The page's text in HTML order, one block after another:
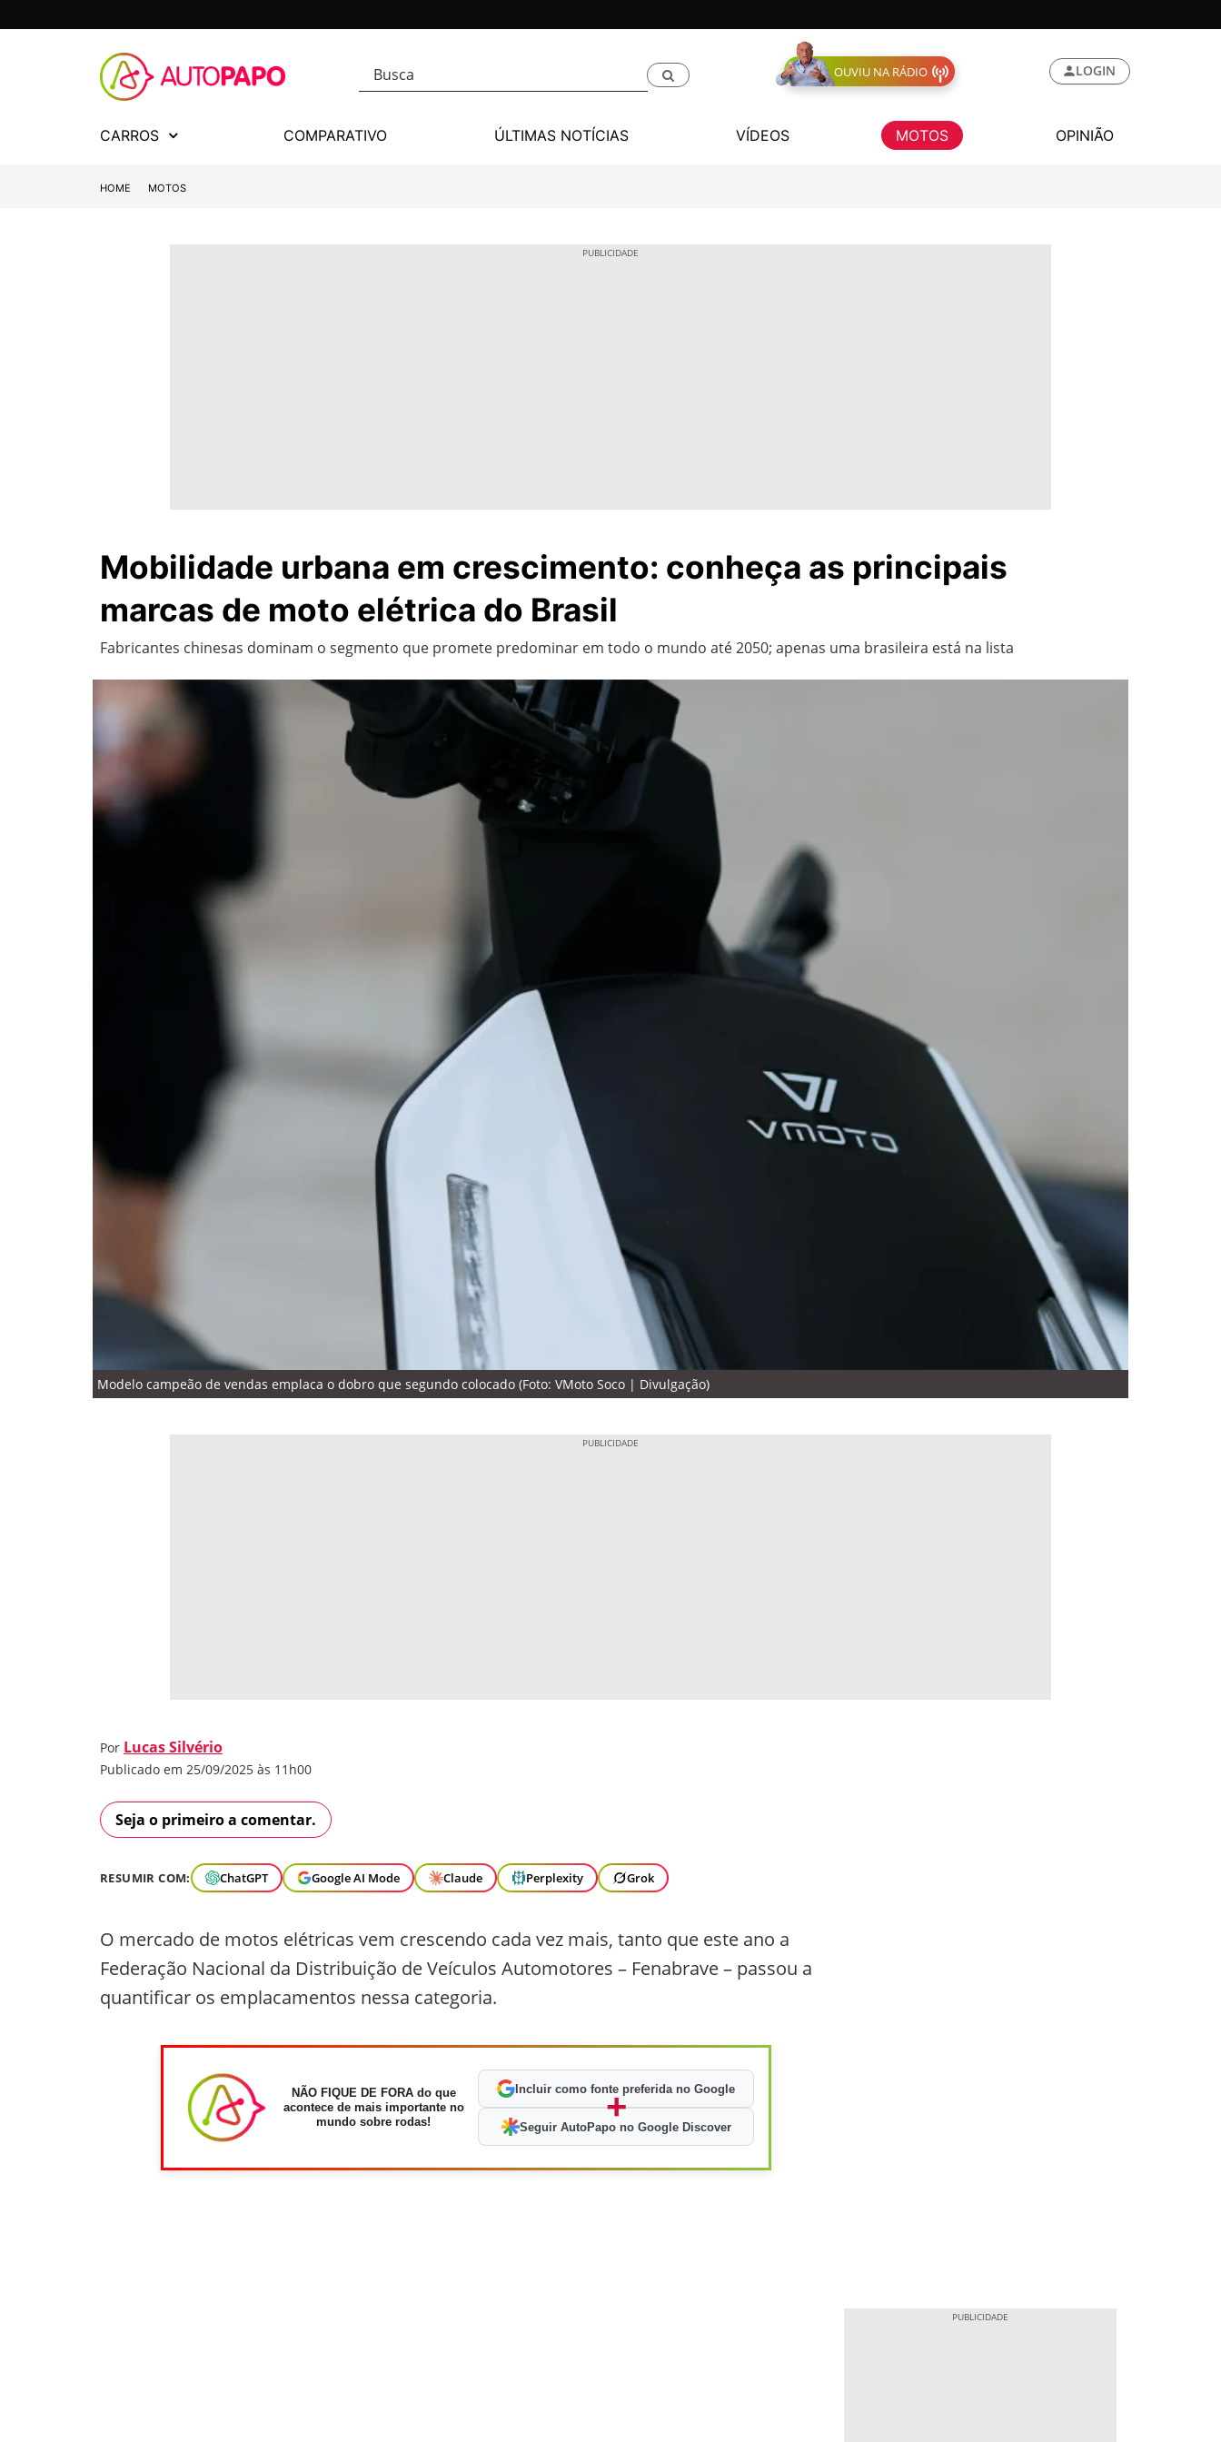
OUVIU NA RÁDIO LOGIN
CARROS COMPARATIVO ÚLTIMAS NOTÍCIAS VÍDEOS MOTOS OPINIÃO
HOME MOTOS
Mobilidade urbana em crescimento: conheça as principais
marcas de moto elétrica do Brasil
Fabricantes chinesas dominam o segmento que promete predominar em todo o mundo até 2050; apenas uma brasileira está na lista
Modelo campeão de vendas emplaca o dobro que segundo colocado (Foto: VMoto Soco | Divulgação)
Por Lucas Silvério
Publicado em 25/09/2025 às 11h00
Seja o primeiro a comentar.
RESUMIR COM: ChatGPT Google AI Mode Claude Perplexity Grok
O mercado de motos elétricas vem crescendo cada vez mais, tanto que este ano a
Federação Nacional da Distribuição de Veículos Automotores – Fenabrave – passou a
quantificar os emplacamentos nessa categoria.
NÃO FIQUE DE FORA do que
acontece de mais importante no
mundo sobre rodas!
Incluir como fonte preferida no Google
+
Seguir AutoPapo no Google Discover